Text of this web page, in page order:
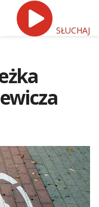
SŁUCHAJ